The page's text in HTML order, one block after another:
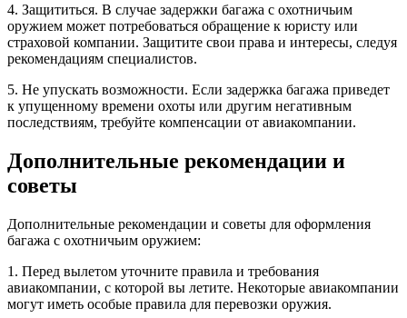
4. Защититься. В случае задержки багажа с охотничьим
оружием может потребоваться обращение к юристу или
страховой компании. Защитите свои права и интересы, следуя
рекомендациям специалистов.
5. Не упускать возможности. Если задержка багажа приведет
к упущенному времени охоты или другим негативным
последствиям, требуйте компенсации от авиакомпании.
Дополнительные рекомендации и
советы
Дополнительные рекомендации и советы для оформления
багажа с охотничьим оружием:
1. Перед вылетом уточните правила и требования
авиакомпании, с которой вы летите. Некоторые авиакомпании
могут иметь особые правила для перевозки оружия.